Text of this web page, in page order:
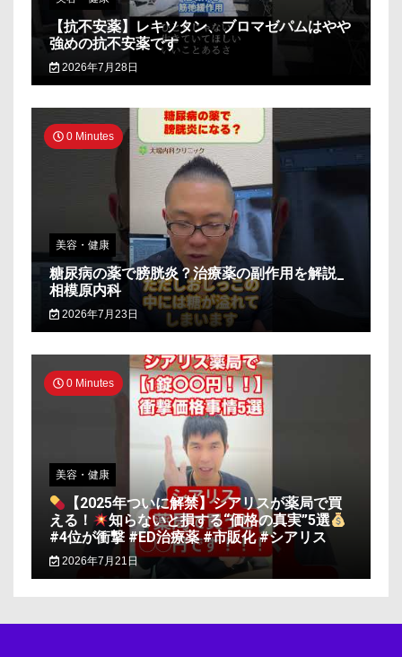
【抗不安薬】レキソタン、ブロマゼパムはやや
強めの抗不安薬です
2026年7月28日
0 Minutes
美容・健康
糖尿病の薬で膀胱炎？治療薬の副作用を解説_
相模原内科
2026年7月23日
0 Minutes
美容・健康
【2025年ついに解禁】シアリスが薬局で買
える！
知らないと損する“価格の真実”5選
#4位が衝撃 #ED治療薬 #市販化 #シアリス
2026年7月21日